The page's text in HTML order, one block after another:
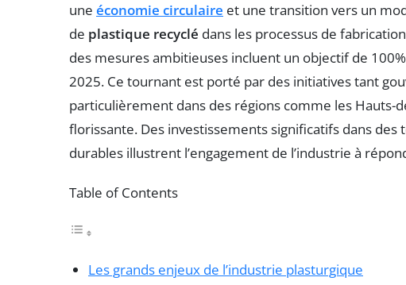
une économie circulaire et une transition vers un
de plastique recyclé dans les processus de
des mesures ambitieuses incluent un objectif de
2025. Ce tournant est porté par des initiatives tant
particulièrement dans des régions comme les Hauts-
florissante. Des investissements significatifs dans
durables illustrent l’engagement de l’industrie à
Table of Contents
Les grands enjeux de l’industrie plasturgique